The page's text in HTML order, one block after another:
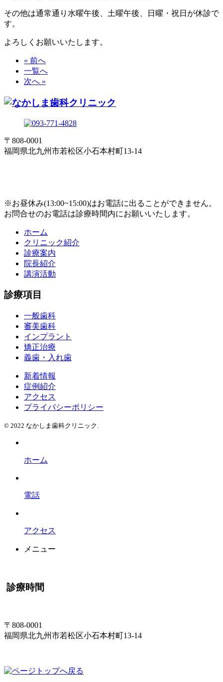
その他は通常通り水曜午後、土曜午後、日曜・祝日が休診で
す。
よろしくお願いいたします。
« 前へ
一覧へ
次へ »
〒808-0001
福岡県北九州市若松区小石本村町13-14
※お昼休み(13:00~15:00)はお電話に出ることができません。
お問合せのお電話は診療時間内にお願いいたします。
ホーム
クリニック紹介
診療案内
院長紹介
講演活動
診療項目
一般歯科
審美歯科
インプラント
矯正治療
義歯・入れ歯
新着情報
症例紹介
アクセス
プライバシーポリシー
© 2022 なかしま歯科クリニック.
ホーム
電話
アクセス
メニュー
診療時間
〒808-0001
福岡県北九州市若松区小石本村町13-14